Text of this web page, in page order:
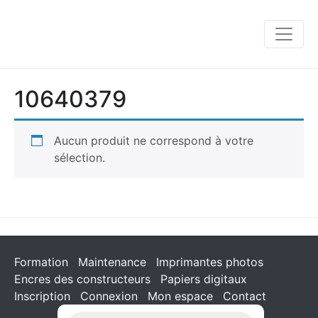
10640379
Aucun produit ne correspond à votre
sélection.
Formation Maintenance
Imprimantes photos
Encres des constructeurs
Papiers digitaux
Inscription
Connexion Mon espace Contact